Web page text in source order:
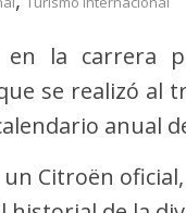
la carrera
se realizó al
anual
Citroën